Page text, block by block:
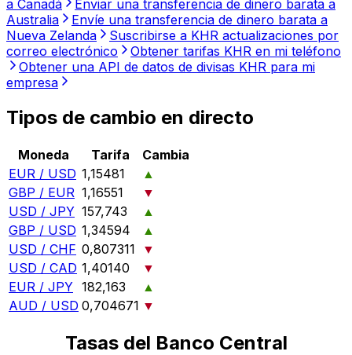
a Canadá
Enviar una transferencia de dinero barata a
Australia
Envíe una transferencia de dinero barata a
Nueva Zelanda
Suscribirse a KHR actualizaciones por
correo electrónico
Obtener tarifas KHR en mi teléfono
Obtener una API de datos de divisas KHR para mi
empresa
Tipos de cambio en directo
Moneda Tarifa
Cambia
EUR / USD 1,15481
▲
GBP / EUR 1,16551
▼
USD / JPY 157,743
▲
GBP / USD 1,34594
▲
USD / CHF 0,807311
▼
USD / CAD 1,40140
▼
EUR / JPY 182,163
▲
AUD / USD 0,704671 ▼
Tasas del Banco Central